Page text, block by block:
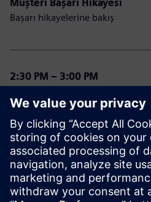
Müşteri Başarı Hikayesi
Başarı hikayelerine bakış
2:30 PM – 3:00 PM
Designcenter NX ile Üretim
çözümünün avantajlarını öğrenin
3:00 PM – 3:15 PM